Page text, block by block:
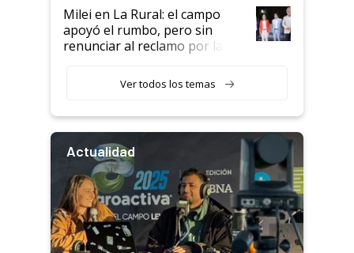
Milei en La Rural: el campo
apoyó el rumbo, pero sin
renunciar al reclamo por las
Ver todos los temas
Actualidad